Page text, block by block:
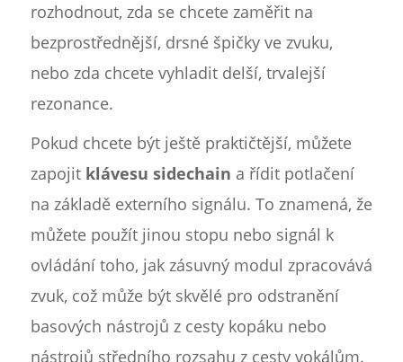
rozhodnout, zda se chcete zaměřit na
bezprostřednější, drsné špičky ve zvuku,
nebo zda chcete vyhladit delší, trvalejší
rezonance.
Pokud chcete být ještě praktičtější, můžete
zapojit klávesu sidechain a řídit potlačení
na základě externího signálu. To znamená, že
můžete použít jinou stopu nebo signál k
ovládání toho, jak zásuvný modul zpracovává
zvuk, což může být skvělé pro odstranění
basových nástrojů z cesty kopáku nebo
nástrojů středního rozsahu z cesty vokálům.